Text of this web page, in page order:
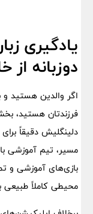
یادگیری
دو‌زبانه از
اگر والدین هستید و
فرزندتان هستید،
دلینگلیش دقیقاً
بازی‌های آموزشی و
محیطی کاملاً طبیعی